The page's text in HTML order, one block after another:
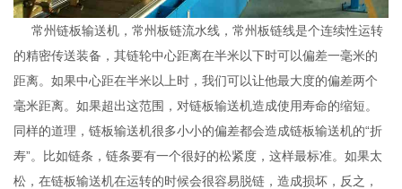
常州链板输送机，常州板链流水线，常州板链线是个连续性运转
的精密传送装备，其链轮中心距离在半米以下时可以偏差一毫米的
距离。如果中心距在半米以上时，我们可以让他最大度的偏差两个
毫米距离。如果超出这范围，对链板输送机造成使用寿命的缩短。
同样的道理，链板输送机很多小小的偏差都会造成链板输送机的“折
寿”。比如链条，链条要有一个很好的松紧度，这样最标准。如果太
松，在链板输送机在运转的时候会很容易脱链，造成损坏，反之，